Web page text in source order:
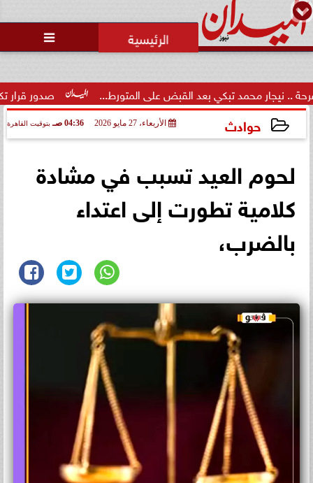

صدور قرار تكليف محمد تبكي بعد القبض على المتورط...
حوادث الأربعاء، 27 مايو 2026 04:36 صـ بتوقيت القاهرة
لحوم العيد تسبب في مشادة
كلامية تطورت إلى اعتداء
بالضرب،